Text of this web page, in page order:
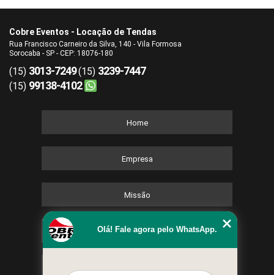
Cobre Eventos - Locação de Tendas
Rua Francisco Carneiro da Silva, 140 - Vila Formosa
Sorocaba - SP - CEP: 18076-180
(15) 3013-7249(15) 3239-7447
(15) 99138-4102
Home
Empresa
Missão
Serviços
Olá! Fale agora pelo WhatsApp.